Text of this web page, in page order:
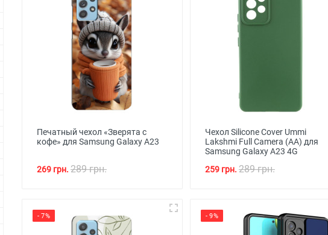
Печатный чехол «Зверята с
кофе» для Samsung Galaxy A23
269 грн. 289 грн.
Чехол Silicone Cover Ummi
Lakshmi Full Camera (AA) для
Samsung Galaxy A23 4G
259 грн. 289 грн.
- 7% - 9%